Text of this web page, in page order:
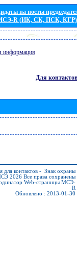
на посты
R (ИК, СК, ПСК, КГР)
информация
Для контактов
для контактов - Знак охраны
2026 Все права сохранены
Web-страницы МСЭ-
R
Обновлено : 2013-01-30